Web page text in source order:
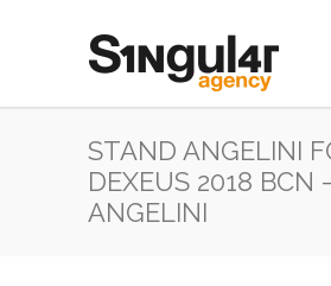
STAND ANGELINI
DEXEUS 2018 BCN
ANGELINI